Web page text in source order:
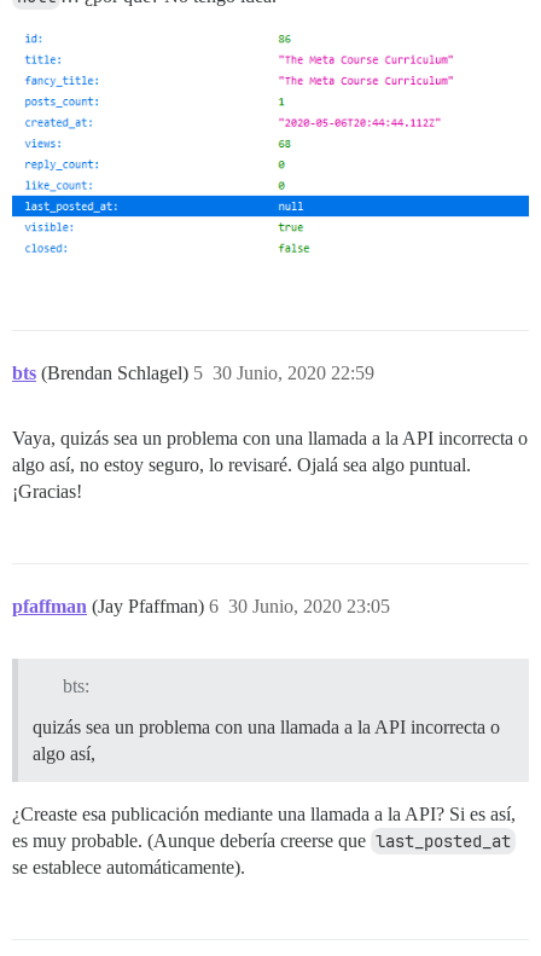
bts (Brendan Schlagel) 30 Junio, 2020 22:59
5
Vaya, quizás sea un problema con una llamada a la API incorrecta o
algo así, no estoy seguro, lo revisaré. Ojalá sea algo puntual.
¡Gracias!
pfaffman (Jay Pfaffman) 30 Junio, 2020 23:05
6
bts:
quizás sea un problema con una llamada a la API incorrecta o
algo así,
¿Creaste esa publicación mediante una llamada a la API? Si es así,
es muy probable. (Aunque debería creerse que last_posted_at
se establece automáticamente).